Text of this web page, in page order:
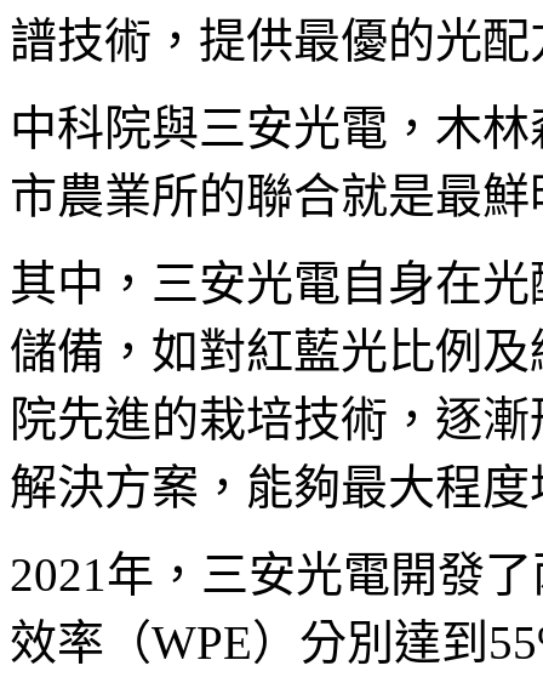
譜技術，提供最優的光配
中科院與三安光電，木
市農業所的聯合就是最
其中，三安光電自身在
儲備，如對紅藍光比例
院先進的栽培技術，逐
解決方案，能夠最大程
2021年，三安光電開發
效率（WPE）分別達到